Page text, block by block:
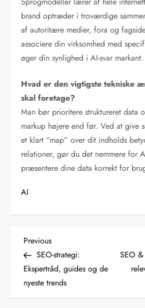
brand optræder i troværdige
af autoritære medier, fora og
associere din virksomhed med
øger din synlighed i AI-svar markant.
Hvad er den vigtigste tekniske
skal foretage?
Man bør prioritere struktureret data
markup højere end før. Ved at give
et klart “map” over dit indholds
relationer, gør du det nemmere for
præsentere dine data korrekt for
AI
I
n
d
Previous
Post
Previous
SEO-strategi:
Ekspertråd, guides og de
nyeste trends
SEO